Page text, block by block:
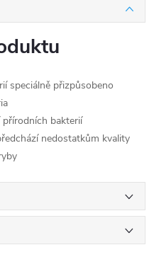
speciálně přizpůsobeno
bakterií
nedostatkům kvality